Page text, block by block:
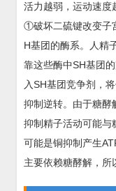
活力越弱，运动速度
①破坏二硫键改变子
H基团的酶系。人精
靠这些酶中SH基团
入SH基团竞争剂，
抑制逆转。由于糖酵
抑制精子活动可能与
可能是铜抑制产生
主要依赖糖酵解，所